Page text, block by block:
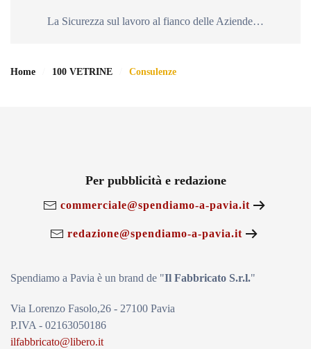
La Sicurezza sul lavoro al fianco delle Aziende…
Home 100 VETRINE Consulenze
Per pubblicità e redazione
commerciale@spendiamo-a-pavia.it
redazione@spendiamo-a-pavia.it
Spendiamo a Pavia è un brand de "Il Fabbricato S.r.l."
Via Lorenzo Fasolo,26 - 27100 Pavia
P.IVA - 02163050186
ilfabbricato@libero.it